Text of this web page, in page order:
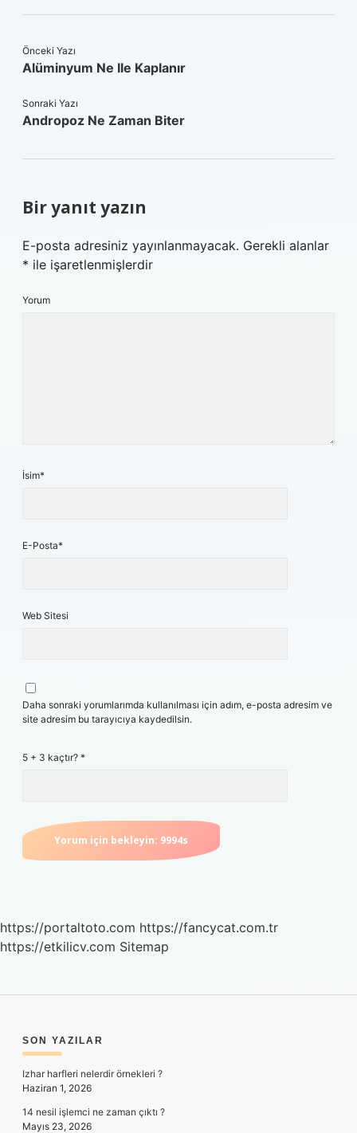
Önceki Yazı
Alüminyum Ne Ile Kaplanır
Sonraki Yazı
Andropoz Ne Zaman Biter
Bir yanıt yazın
E-posta adresiniz yayınlanmayacak. Gerekli alanlar
* ile işaretlenmişlerdir
Yorum
İsim*
E-Posta*
Web Sitesi
Daha sonraki yorumlarımda kullanılması için adım, e-posta adresim ve
site adresim bu tarayıcıya kaydedilsin.
5 + 3 kaçtır? *
https://portaltoto.com https://fancycat.com.tr
https://etkilicv.com Sitemap
SIDEBAR
SON YAZILAR
Izhar harfleri nelerdir örnekleri ?
Haziran 1, 2026
14 nesil işlemci ne zaman çıktı ?
Mayıs 23, 2026